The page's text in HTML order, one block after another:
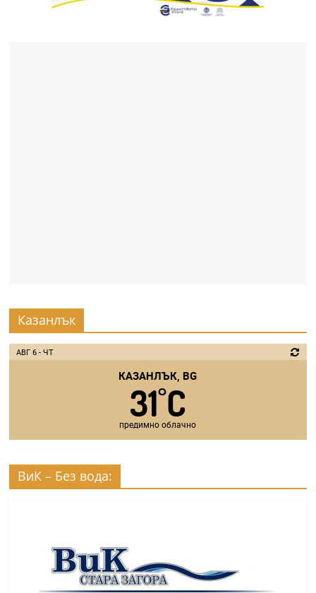
Казанлък
АВГ 6 - ЧТ
КАЗАНЛЪК, BG
31°C
предимно облачно
ВиК – Без вода: